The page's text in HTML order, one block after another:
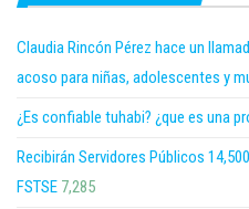
Claudia Rincón Pérez hace un
acoso para niñas, adolescentes y
¿Es confiable tuhabi? ¿que es una
Recibirán Servidores Públicos
FSTSE 7,285